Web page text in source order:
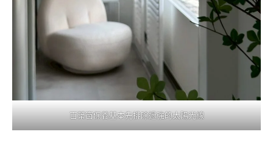
百葉窗保養基本先排除過強的太陽光線